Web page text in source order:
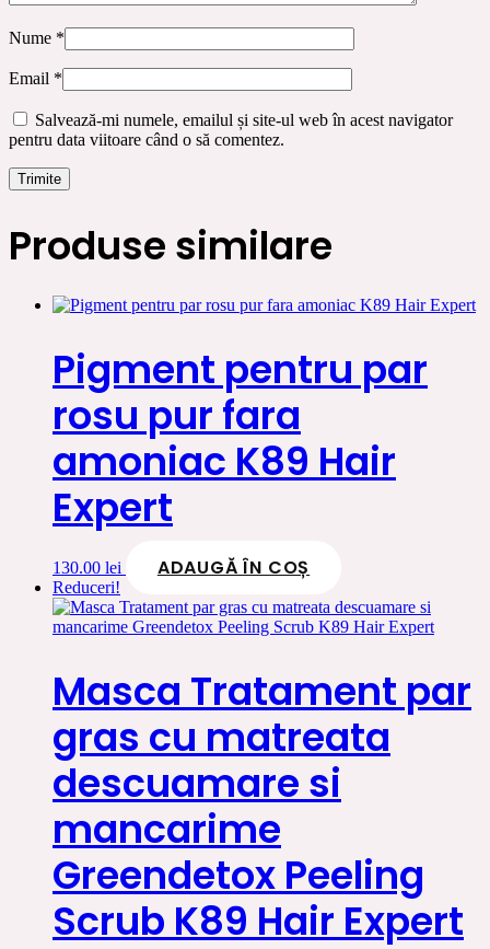
Nume *
Email *
Salvează-mi numele, emailul și site-ul web în acest navigator
pentru data viitoare când o să comentez.
Produse similare
Pigment pentru par
rosu pur fara
amoniac K89 Hair
Expert
130.00 lei ADAUGĂ ÎN COȘ
Reduceri!
Masca Tratament par
gras cu matreata
descuamare si
mancarime
Greendetox Peeling
Scrub K89 Hair Expert